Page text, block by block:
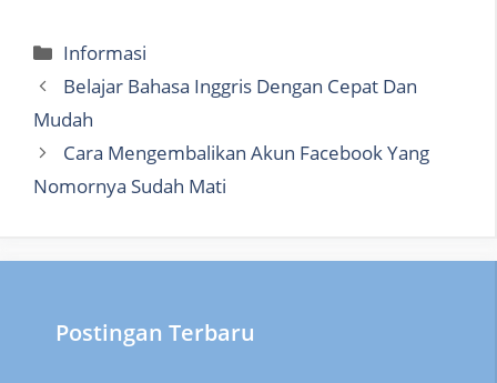
Categories
Informasi
Belajar Bahasa Inggris Dengan Cepat Dan
Mudah
Cara Mengembalikan Akun Facebook Yang
Nomornya Sudah Mati
Postingan Terbaru